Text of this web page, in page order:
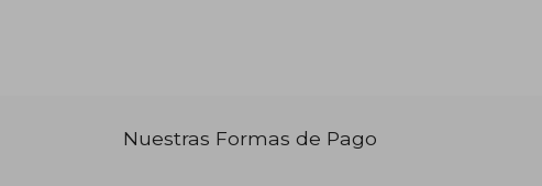
Nuestras Formas de Pago